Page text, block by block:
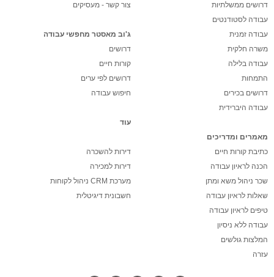
דרושים ממשלתיות
עבודה לסטודנטים
עבודה זמנית
משרה חלקית
עבודה בלילה
התמחות
דרושים בכירים
עבודה היברידית
מאמרים ומדריכים
כתיבת קורות חיים
הכנה לראיון עבודה
שכר ניהול משא ומתן
שאלות לראיון עבודה
טיפים לראיון עבודה
עבודה ללא ניסיון
המלצות גולשים
עזרה
צור קשר - מעסיקים
ג'וב מאסטר מחפשי עבודה
דרושים
קורות חיים
דרושים לפי ערים
חיפוש עבודה
עוד
דירות להשכרה
דירות למכירה
מערכת CRM ניהול לקוחות
חשבונית דיגיטלית